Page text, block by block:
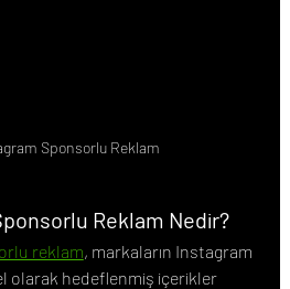
Sponsorlu Reklam
Reklam Nedir?
reklam, markaların Instagram
olarak hedeflenmiş içerikler